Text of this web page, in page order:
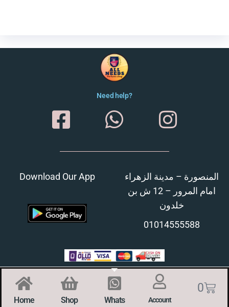
Need help?
Download Our App
المنصورة – مدينة الزهراء
امام المرور – 12 ش بن
خلدون
01014555588
Home Shop Whats Account
0